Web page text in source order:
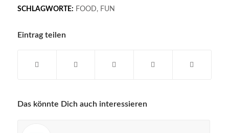
SCHLAGWORTE: FOOD, FUN
Eintrag teilen
Das könnte Dich auch interessieren